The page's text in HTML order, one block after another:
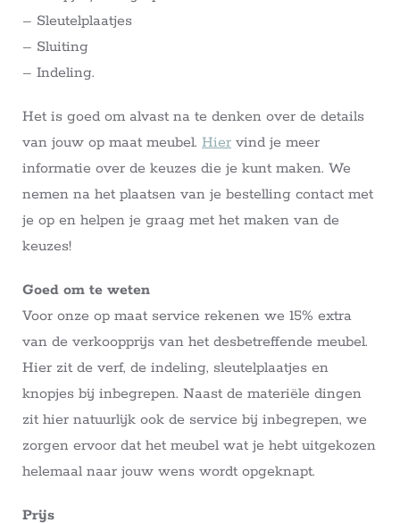
– Sleutelplaatjes
– Sluiting
– Indeling.
Het is goed om alvast na te denken over de details
van jouw op maat meubel. Hier vind je meer
informatie over de keuzes die je kunt maken. We
nemen na het plaatsen van je bestelling contact met
je op en helpen je graag met het maken van de
keuzes!
Goed om te weten
Voor onze op maat service rekenen we 15% extra
van de verkoopprijs van het desbetreffende meubel.
Hier zit de verf, de indeling, sleutelplaatjes en
knopjes bij inbegrepen. Naast de materiële dingen
zit hier natuurlijk ook de service bij inbegrepen, we
zorgen ervoor dat het meubel wat je hebt uitgekozen
helemaal naar jouw wens wordt opgeknapt.
Prijs